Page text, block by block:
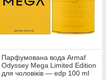
Парфумована вода Armaf
Odyssey Mega Limited Edition
для чоловіків — edp 100 ml